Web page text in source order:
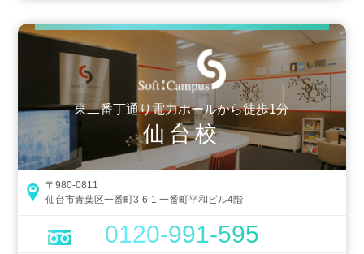
東二番丁通り電力ホールから徒歩1分
仙台校
〒980-0811
仙台市青葉区一番町3-6-1 一番町平和ビル4階
0120-991-595